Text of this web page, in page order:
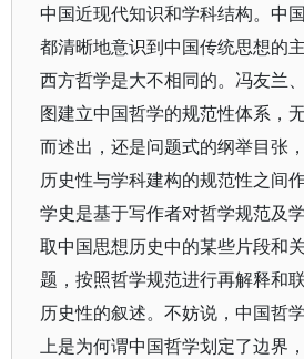
中国近现代知识和学科结构。中
都清晰地意识到中国传统思想的
西方哲学是大不相同的。冯友兰
图建立中国哲学的规范性体系，
而述出，还是问题式的纲举目张
历史性与学科建构的规范性之间
学史是基于写作者对哲学规范及
取中国思想历史中的某些片段和
题，按照哲学规范进行再解释和
历史性的叙述。不妨说，中国哲
上是为何谓中国哲学划定了边界